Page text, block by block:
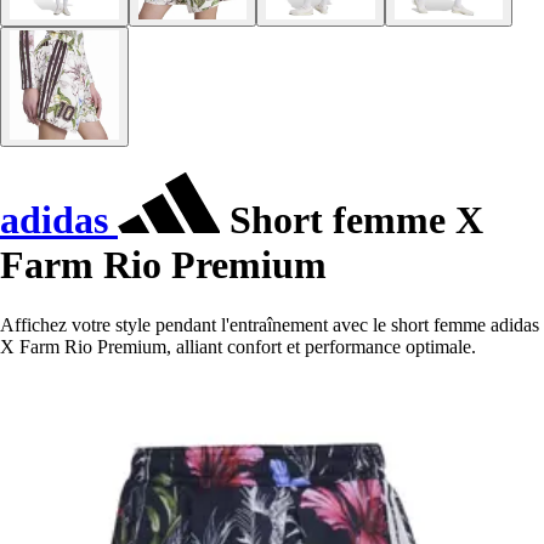
adidas
Short femme X
Farm Rio Premium
Affichez votre style pendant l'entraînement avec le short femme adidas
X Farm Rio Premium, alliant confort et performance optimale.